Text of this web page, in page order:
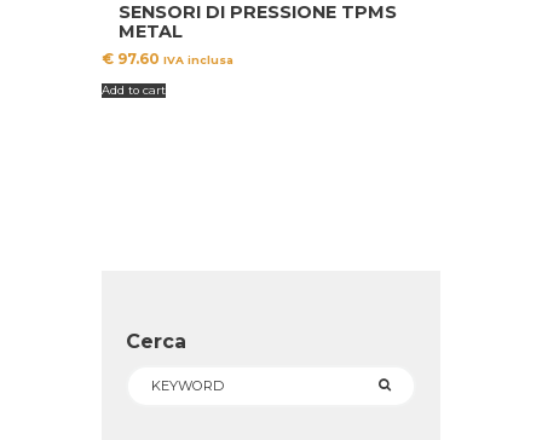
SENSORI DI PRESSIONE TPMS
METAL
€ 97.60 IVA inclusa
Add to cart
Cerca